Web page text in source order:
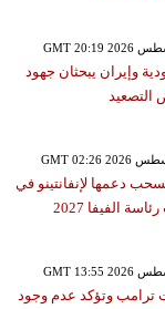
وإيران يبحثان جهود
دعمها لإنفانتينو في
الفيفا 2027
ترامب وتؤكد عدم وجود